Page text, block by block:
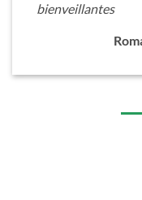
bienveillantes